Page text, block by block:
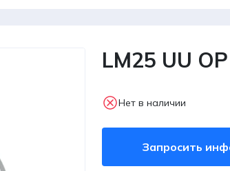
LM25 UU
Нет в наличии
Запросить